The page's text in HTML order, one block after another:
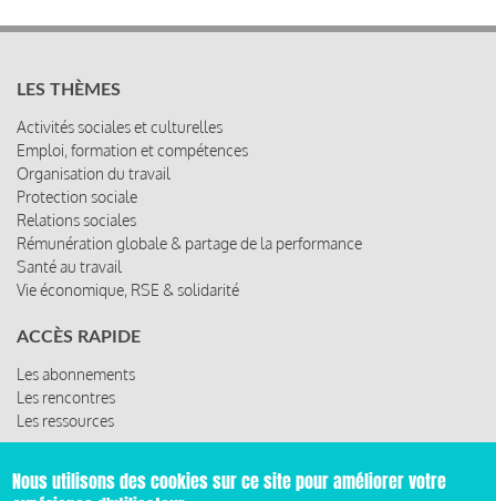
LES THÈMES
Activités sociales et culturelles
Emploi, formation et compétences
Organisation du travail
Protection sociale
Relations sociales
Rémunération globale & partage de la performance
Santé au travail
Vie économique, RSE & solidarité
ACCÈS RAPIDE
Les abonnements
Les rencontres
Les ressources
Nous utilisons des cookies sur ce site pour améliorer votre